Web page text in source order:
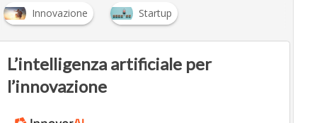
Innovazione Startup
L’intelligenza artificiale per
l’innovazione